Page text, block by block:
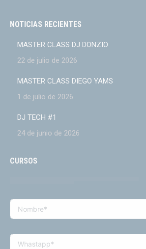
NOTICIAS RECIENTES
MASTER CLASS DJ DONZIO
22 de julio de 2026
MASTER CLASS DIEGO YAMS
1 de julio de 2026
DJ TECH #1
24 de junio de 2026
CURSOS